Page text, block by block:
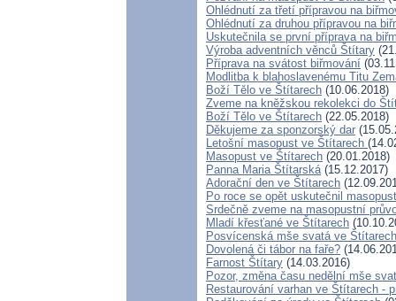
Ohlédnutí za třetí přípravou na
Ohlédnutí za druhou přípravou na
Uskutečnila se první příprava na
Výroba adventních věnců Štítary
Příprava na svátost biřmování
Modlitba k blahoslavenému Titu
Boží Tělo ve Štítarech (10.06.2018)
Zveme na kněžskou rekolekci do
Boží Tělo ve Štítarech (22.05.2018)
Děkujeme za sponzorský dar
Letošní masopust ve Štítarech
Masopust ve Štítarech (20.01.2018)
Panna Maria Štítarská(15.12.2017)
Adorační den ve Štítarech
Po roce se opět uskutečnil
Srdečně zveme na masopustní
Mladí křesťané ve Štítarech
Posvícenská mše svatá ve Štítarech
Dovolená či tábor na faře?
Farnost Štítary (14.03.2016)
Pozor, změna času nedělní mše
Restaurování varhan ve Štítarech -